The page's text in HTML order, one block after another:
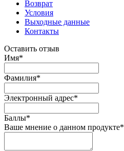
Возврат
Условия
Выходные данные
Контакты
Оставить отзыв
Имя*
Фамилия*
Электронный адрес*
Баллы*
Ваше мнение о данном продукте*